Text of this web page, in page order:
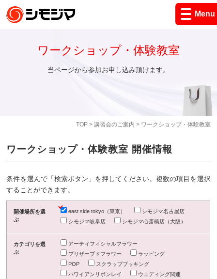
Menu
TOP> 講習会のご案内 > ワークショップ・体験教室
ワークショップ・体験教室
当ページから参加お申し込み頂けます。
ワークショップ・体験教室 開催情報
条件を選んで「検索ボタン」を押してください。複数の項目を選択
することができます。
開催場所を選
ぶ
east side tokyo（東京）
シモジマ名古屋店
シモジマ岐阜店
シモジマ心斎橋店（大阪）
カテゴリを選
ぶ
アーティフィシャルフラワー
プリザーブドフラワー
ラッピング
POP
スクラップブッキング
ハワイアンリボンレイ
ウェディング関連